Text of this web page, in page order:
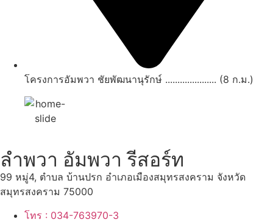
โครงการอัมพวา ชัยพัฒนานุรักษ์ ..................... (8 ก.ม.)
ลำพวา อัมพวา รีสอร์ท
99 หมู่4, ตำบล บ้านปรก อำเภอเมืองสมุทรสงคราม จังหวัด
สมุทรสงคราม 75000
โทร : 034-763970-3